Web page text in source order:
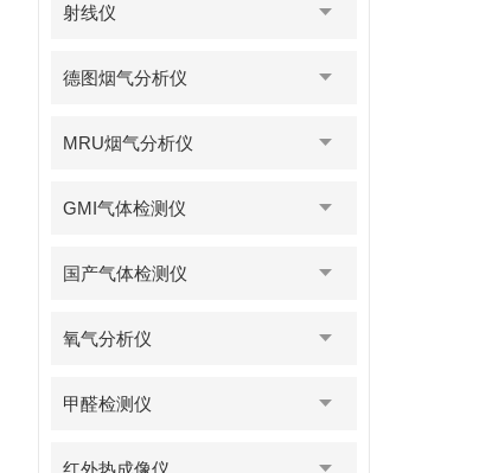
射线仪
德图烟气分析仪
MRU烟气分析仪
GMI气体检测仪
国产气体检测仪
氧气分析仪
甲醛检测仪
红外热成像仪